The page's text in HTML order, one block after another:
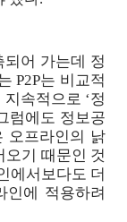
어 가는데 정
P2P는 비교적
속적으로 ‘정
럼에도 정보공
오프라인의 낡
오기 때문인 것
에서보다도 더
에 적용하려